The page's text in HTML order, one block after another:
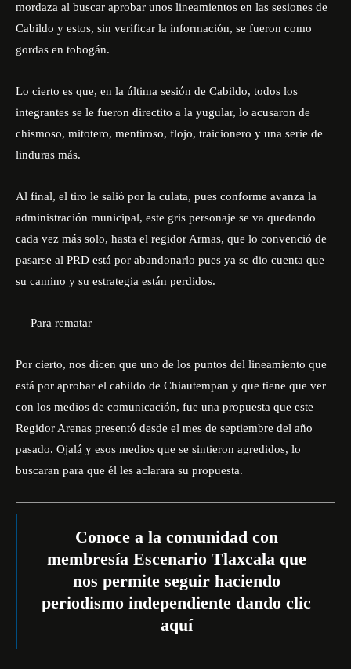
mordaza al buscar aprobar unos lineamientos en las sesiones de
Cabildo y estos, sin verificar la información, se fueron como
gordas en tobogán.
Lo cierto es que, en la última sesión de Cabildo, todos los
integrantes se le fueron directito a la yugular, lo acusaron de
chismoso, mitotero, mentiroso, flojo, traicionero y una serie de
linduras más.
Al final, el tiro le salió por la culata, pues conforme avanza la
administración municipal, este gris personaje se va quedando
cada vez más solo, hasta el regidor Armas, que lo convenció de
pasarse al PRD está por abandonarlo pues ya se dio cuenta que
su camino y su estrategia están perdidos.
— Para rematar—
Por cierto, nos dicen que uno de los puntos del lineamiento que
está por aprobar el cabildo de Chiautempan y que tiene que ver
con los medios de comunicación, fue una propuesta que este
Regidor Arenas presentó desde el mes de septiembre del año
pasado. Ojalá y esos medios que se sintieron agredidos, lo
buscaran para que él les aclarara su propuesta.
Conoce a la comunidad con
membresía Escenario Tlaxcala que
nos permite seguir haciendo
periodismo independiente dando clic
aquí